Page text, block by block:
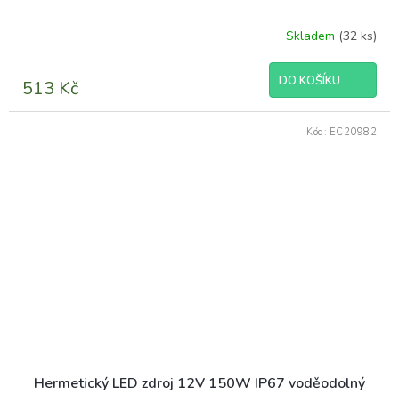
Skladem (32 ks)
513 Kč DO KOŠÍKU
Hermetický LED zdroj 12V 150W IP67 voděodolný
Kód: EC20982